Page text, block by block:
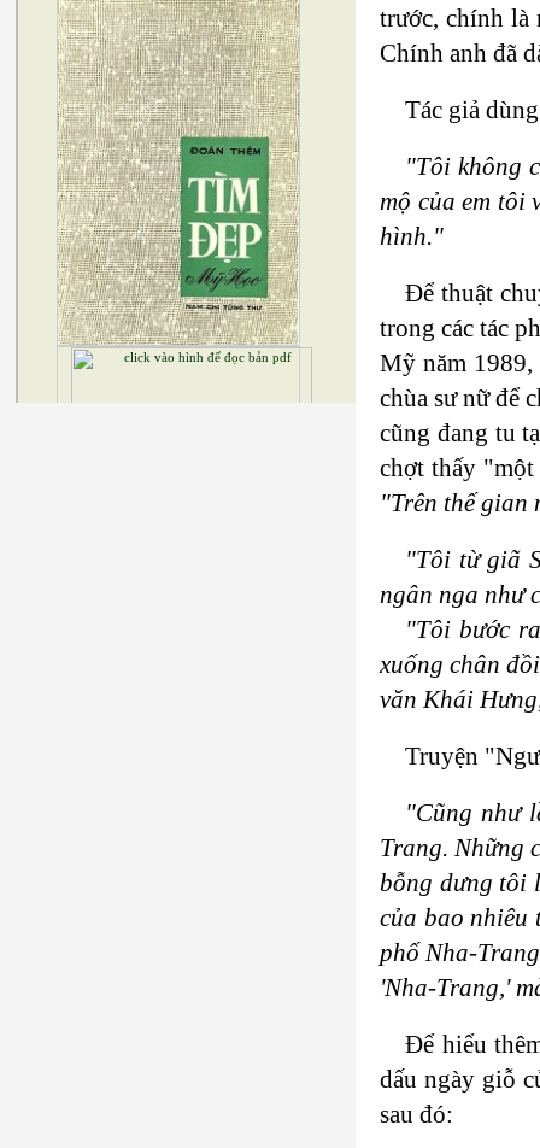
trước, chính là
Chính anh đã
Tác giả
"Tôi không
mộ của em tôi
hình."
Để thuật
trong các tác
Mỹ năm 1989,
chùa sư nữ để
cũng đang tu
chợt thấy
"Trên thế gian
"Tôi từ giã
ngân nga như
"Tôi bước
xuống chân
văn Khái
Truyện
"Cũng như
Trang. Những
bỗng dưng tôi
của bao nhiêu
phố Nha-
'Nha-Trang,'
Để hiểu
dấu ngày giỗ
sau đó: